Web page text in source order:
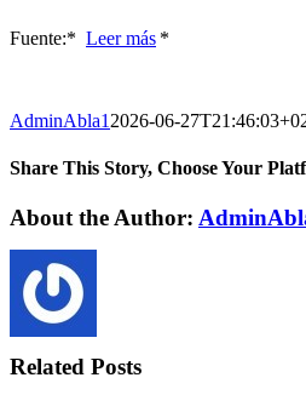
Fuente:* ​ Leer más *
AdminAbla1 2026-06-
Share This Story, Choose Your
Facebook
Twitter
LinkedIn
Reddit
WhatsApp
Tumblr
Pinterest
Vk
Xing
Email
About the Author:
Related Posts